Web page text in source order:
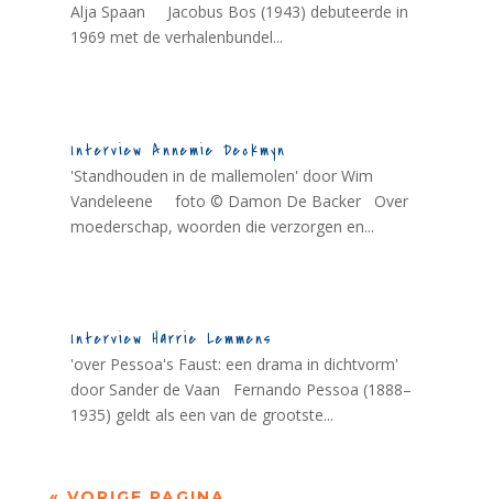
Alja Spaan Jacobus Bos (1943) debuteerde in
1969 met de verhalenbundel...
Interview Annemie Deckmyn
'Standhouden in de mallemolen' door Wim
Vandeleene foto © Damon De Backer Over
moederschap, woorden die verzorgen en...
Interview Harrie Lemmens
'over Pessoa's Faust: een drama in dichtvorm'
door Sander de Vaan Fernando Pessoa (1888–
1935) geldt als een van de grootste...